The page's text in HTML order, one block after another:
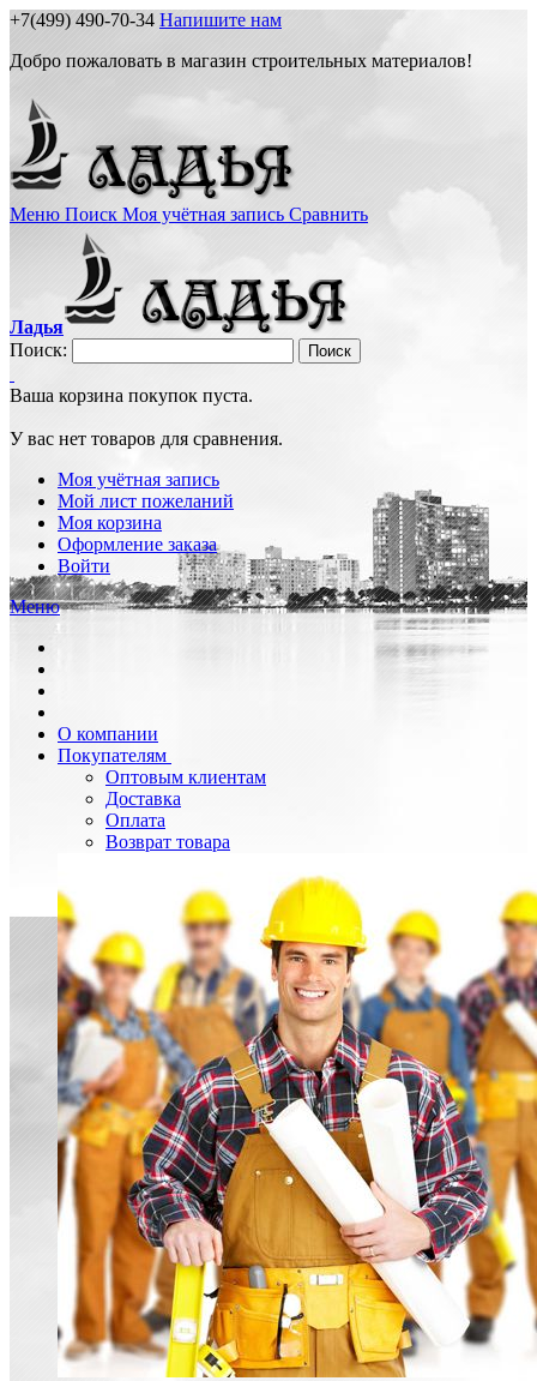
+7(499) 490-70-34 Напишите нам
Добро пожаловать в магазин строительных материалов!
Меню Поиск Моя учётная запись Сравнить
Ладья
Поиск:
Поиск
Ваша корзина покупок пуста.
У вас нет товаров для сравнения.
Моя учётная запись
Мой лист пожеланий
Моя корзина
Оформление заказа
Войти
Меню
О компании
Покупателям
Оптовым клиентам
Доставка
Оплата
Возврат товара